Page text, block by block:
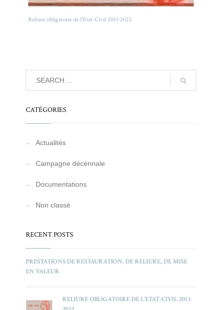
Reliure obligatoire de l’Etat-Civil 2013-2022
CATÉGORIES
Actualités
Campagne décénnale
Documentations
Non classé
RECENT POSTS
PRESTATIONS DE RESTAURATION, DE RELIURE, DE MISE
EN VALEUR
RELIURE OBLIGATOIRE DE L’ETAT-CIVIL 2013-